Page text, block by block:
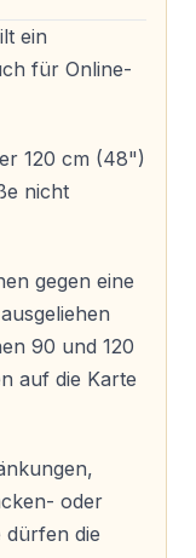
U-Boot in
über.
statt — eine
ist garantiert.
Park zur
gegen
ein
für Online-
120 cm (48")
nicht
gegen eine
90 und 120
auf die Karte
oder
dürfen die